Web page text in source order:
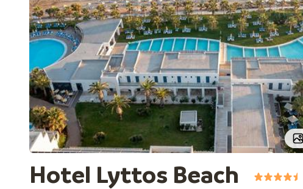
Hotel Lyttos Beach